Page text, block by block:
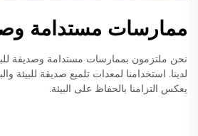
ممارسات مستدامة
نحن ملتزمون بممارسات مستدامة وصديقة
لدينا. استخدامنا لمعدات تلميع صديقة للبيئة
يعكس التزامنا بالحفاظ على البيئة.